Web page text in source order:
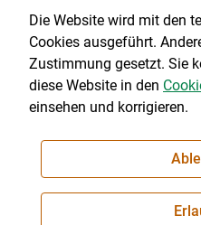
Impressum|Kontakt|
Cookie-Einstellungen
NEWSLETTER
Die Website wird mit den
Cookies ausgeführt.
Zustimmung gesetzt. Sie
diese Website in den
einsehen und korrigieren.